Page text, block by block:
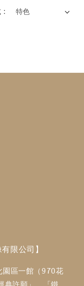
:
限公司】
園區一館（970花